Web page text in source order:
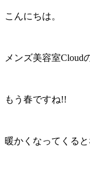
こんにちは。
メンズ美容室Cloud
もう春ですね!!
暖かくなってくる